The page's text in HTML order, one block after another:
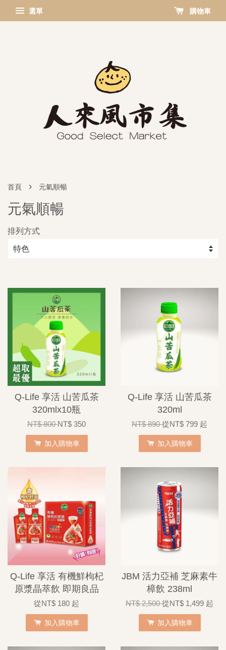
選單 購物車
首頁 › 元氣順暢
元氣順暢
排列方式
Q-Life 享活 山苦瓜茶
320mlx10瓶
NT$ 800NT$ 350
加入購物車
Q-Life 享活 山苦瓜茶
320ml
NT$ 890從NT$ 799 起
加入購物車
Q-Life 享活 有機鮮枸杞
原漿晶萃飲 即期良品
從NT$ 180 起
加入購物車
JBM 活力亞補 芝麻素牛
樟飲 238ml
NT$ 2,500從NT$ 1,499 起
加入購物車